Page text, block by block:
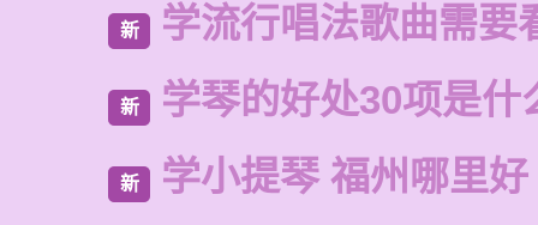
新 学流行唱法歌曲需要
新 学琴的好处30项是什
新 学小提琴 福州哪里好